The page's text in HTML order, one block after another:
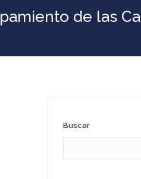
de las
Buscar